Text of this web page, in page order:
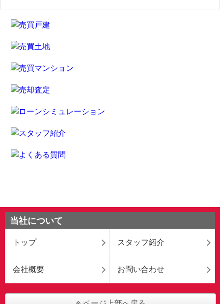
当社について
トップ スタッフ紹介
会社概要 お問い合わせ